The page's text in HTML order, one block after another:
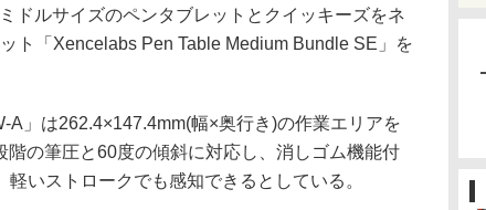
ドルサイズのペンタブレットとクイッキーズをネ
ト「Xencelabs Pen Table Medium Bundle SE」を
」は262.4×147.4mm(幅×奥行き)の作業エリアを
の筆圧と60度の傾斜に対応し、消しゴム機能付
いストロークでも感知できるとしている。